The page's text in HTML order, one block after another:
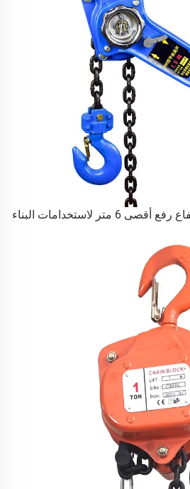
لاستخدامات البناء